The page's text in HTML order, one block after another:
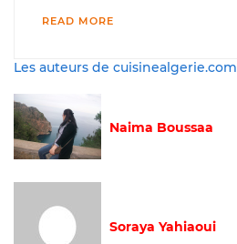
READ MORE
Les auteurs de cuisinealgerie.com
Naima Boussaa
Soraya Yahiaoui